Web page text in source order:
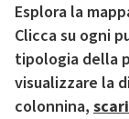
Esplora la
Clicca su ogni
tipologia della
visualizzare la
colonnina,